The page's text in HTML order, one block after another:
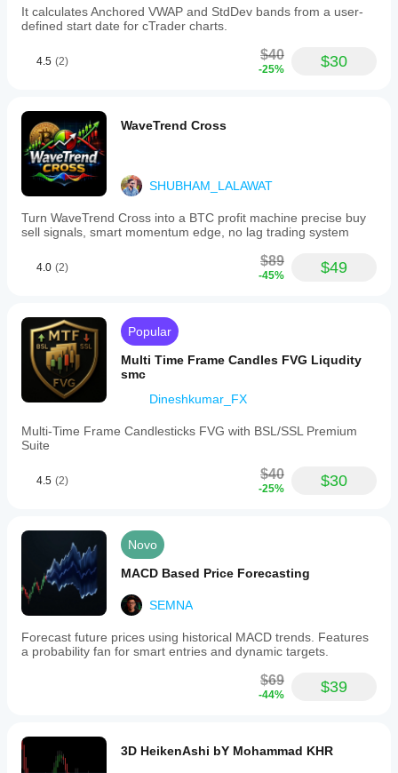
It calculates Anchored VWAP and StdDev bands from a user-
defined start date for cTrader charts.
4.5 (2) $40
-25% $30
WaveTrend Cross
SHUBHAM_LALAWAT
Turn WaveTrend Cross into a BTC profit machine precise buy
sell signals, smart momentum edge, no lag trading system
4.0 (2) $89
-45% $49
Popular
Multi Time Frame Candles FVG Liqudity
smc
Dineshkumar_FX
Multi-Time Frame Candlesticks FVG with BSL/SSL Premium
Suite
4.5 (2) $40
-25% $30
Novo
MACD Based Price Forecasting
SEMNA
Forecast future prices using historical MACD trends. Features
a probability fan for smart entries and dynamic targets.
$69
-44% $39
3D HeikenAshi bY Mohammad KHR